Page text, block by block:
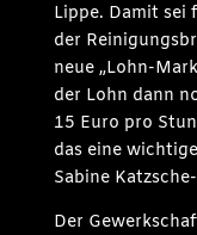
Lippe. Damit sei
der
neue „Lohn-
der Lohn dann
15 Euro pro
das eine
Sabine
Der